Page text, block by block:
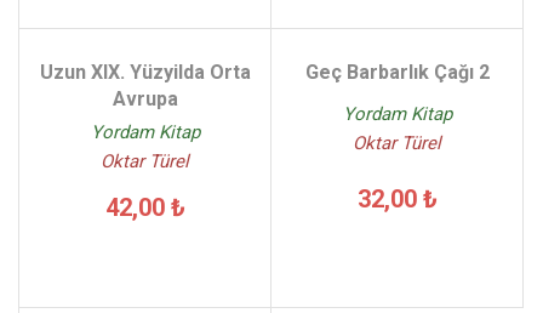
Uzun XIX. Yüzyilda Orta
Avrupa
Yordam Kitap
Oktar Türel
42,00 ₺
Geç Barbarlık Çağı 2
Yordam Kitap
Oktar Türel
32,00 ₺